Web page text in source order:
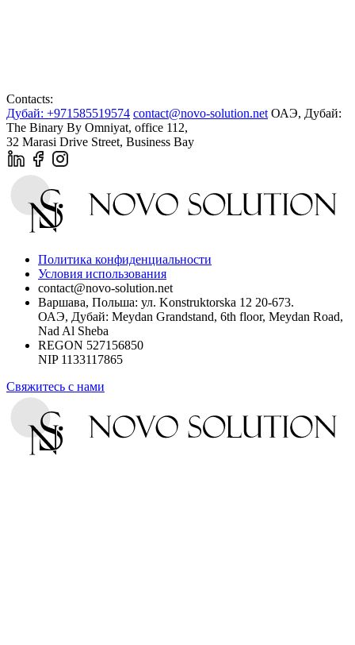
Contacts:
Дубай: +971585519574 contact@novo-solution.net ОАЭ, Дубай:
The Binary By Omniyat, office 112,
32 Marasi Drive Street, Business Bay
Политика конфиденциальности
Условия использования
contact@novo-solution.net
Варшава, Польша: ул. Konstruktorska 12 20-673.
ОАЭ, Дубай: Meydan Grandstand, 6th floor, Meydan Road,
Nad Al Sheba
REGON 527156850
NIP 1133117865
Свяжитесь с нами